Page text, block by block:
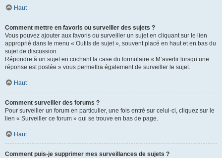
Haut
Comment mettre en favoris ou surveiller des sujets ?
Vous pouvez ajouter aux favoris ou surveiller un sujet en cliquant sur le lien
approprié dans le menu « Outils de sujet », souvent placé en haut et en bas du
sujet de discussion.
Répondre à un sujet en cochant la case du formulaire « M’avertir lorsqu’une
réponse est postée » vous permettra également de surveiller le sujet.
Haut
Comment surveiller des forums ?
Pour surveiller un forum en particulier, une fois entré sur celui-ci, cliquez sur le
lien « Surveiller ce forum » qui se trouve en bas de page.
Haut
Comment puis-je supprimer mes surveillances de sujets ?